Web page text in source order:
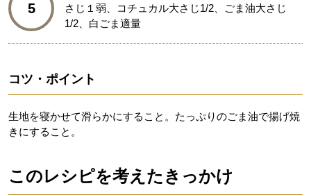
5
さじ１弱、コチュカル大さじ1/2、ごま油大さじ
1/2、白ごま適量
コツ・ポイント
生地を寝かせて滑らかにすること。たっぷりのごま油で揚げ焼
きにすること。
このレシピを考えたきっかけ